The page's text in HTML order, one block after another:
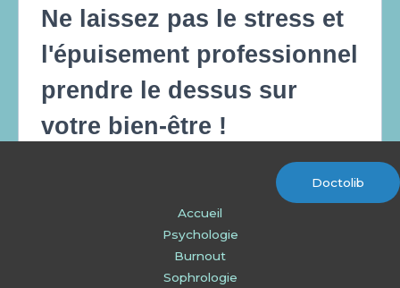
Doctolib
Accueil
Psychologie
Burnout
Sophrologie